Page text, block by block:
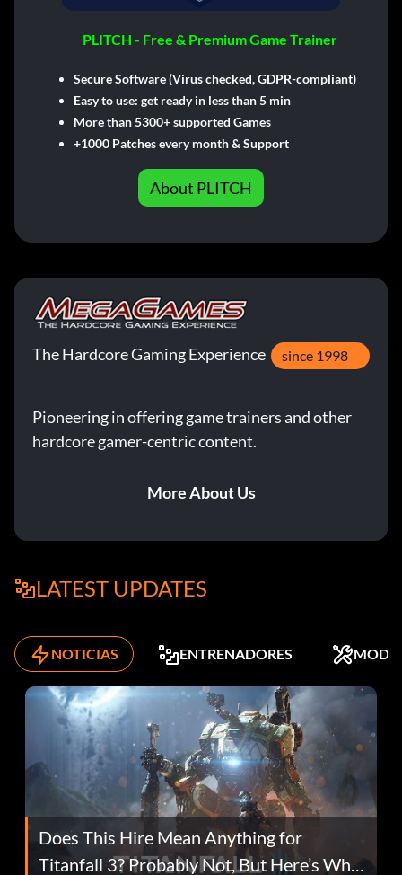
PLITCH - Free & Premium Game Trainer
Secure Software (Virus checked, GDPR-compliant)
Easy to use: get ready in less than 5 min
More than 5300+ supported Games
+1000 Patches every month & Support
About PLITCH
The Hardcore Gaming Experience since 1998
Pioneering in offering game trainers and other
hardcore gamer-centric content.
More About Us
LATEST UPDATES
NOTICIAS ENTRENADORES MODS
Does This Hire Mean Anything for
Titanfall 3? Probably Not, But Here’s Why